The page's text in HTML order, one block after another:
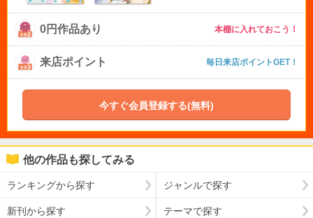
0円作品あり 本棚に入れておこう！
来店ポイント 毎日来店ポイントGET！
今すぐ会員登録する(無料)
他の作品も探してみる
ランキングから探す ジャンルで探す
新刊から探す テーマで探す